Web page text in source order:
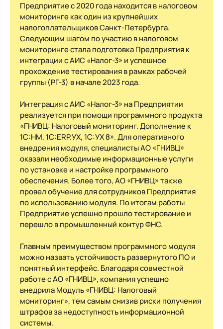
Предприятие с 2020 года находится в налоговом
мониторинге как один из крупнейших
налогоплательщиков Санкт-Петербурга.
Следующим шагом по участию в налоговом
мониторинге стала подготовка Предприятия к
интеграции с АИС «Налог-3» и успешное
прохождение тестирования в рамках рабочей
группы (РГ-3) в начале 2023 года.
Интеграция с АИС «Налог-3» на Предприятии
реализуется при помощи программного продукта
«ГНИВЦ: Налоговый мониторинг. Дополнение к
1С:НМ, 1С:ERP.УХ, 1С:УХ 8». Для оперативного
внедрения модуля, специалисты АО «ГНИВЦ»
оказали необходимые информационные услуги
по установке и настройке программного
обеспечения. Более того, АО «ГНИВЦ» также
провел обучение для сотрудников Предприятия
по использованию модуля. По итогам работы
Предприятие успешно прошло тестирование и
перешло в промышленный контур ФНС.
Главным преимуществом программного модуля
можно назвать устойчивость развернутого ПО и
понятный интерфейс. Благодаря совместной
работе с АО «ГНИВЦ», компания успешно
внедрила Модуль «ГНИВЦ: Налоговый
мониторинг», тем самым снизив риски получения
штрафов за недоступность информационной
системы.